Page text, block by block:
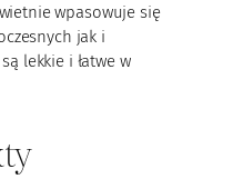
wpasowuje się
jak i
lekkie i łatwe w